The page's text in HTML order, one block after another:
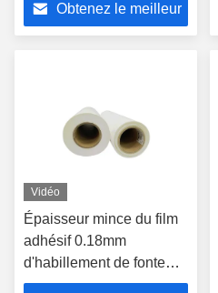
Obtenez le meilleur
Vidéo
Épaisseur mince du film
adhésif 0.18mm
d'habillement de fonte
chaude sans couture de